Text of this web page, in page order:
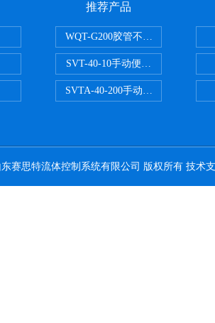
推荐产品
WQT-G200胶管不锈钢管水压气
SVT-40-10手动便携式安全阀校验
SVTA-40-200手动数显表控制安全
赛思特流体控制系统有限公司 版权所有 技术